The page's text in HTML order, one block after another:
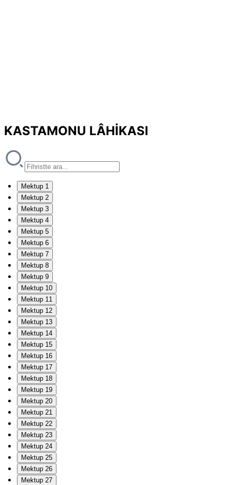
KASTAMONU LÂHİKASI
Mektup 1
Mektup 2
Mektup 3
Mektup 4
Mektup 5
Mektup 6
Mektup 7
Mektup 8
Mektup 9
Mektup 10
Mektup 11
Mektup 12
Mektup 13
Mektup 14
Mektup 15
Mektup 16
Mektup 17
Mektup 18
Mektup 19
Mektup 20
Mektup 21
Mektup 22
Mektup 23
Mektup 24
Mektup 25
Mektup 26
Mektup 27